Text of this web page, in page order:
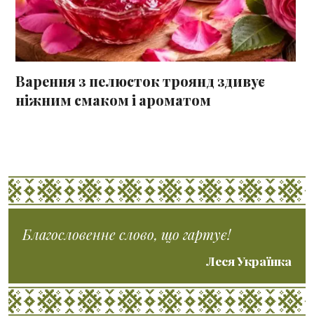
Варення з пелюсток троянд здивує
ніжним смаком і ароматом
Благословенне слово, що гартує!
Леся Українка